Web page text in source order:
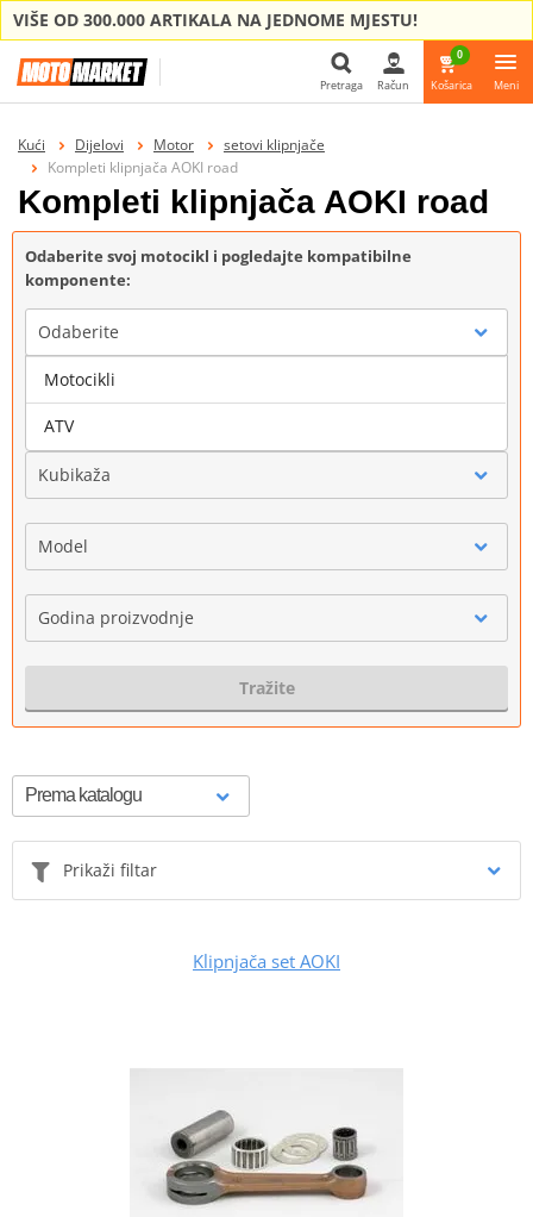
VIŠE OD 300.000 ARTIKALA NA JEDNOME MJESTU!
Pretraga Račun
0
Košarica Meni
Kući Dijelovi Motor
setovi klipnjače
Kompleti klipnjača AOKI road
Kompleti klipnjača AOKI road
Odaberite svoj motocikl i pogledajte kompatibilne
komponente:
Odaberite
Marka
Kubikaža
Model
Godina proizvodnje
Tražite
Prikaži filtar
Klipnjača set AOKI
Motocikli
ATV